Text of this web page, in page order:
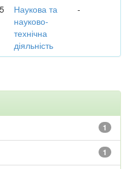
Наукова та
науково-
технічна
діяльність
-
1
1